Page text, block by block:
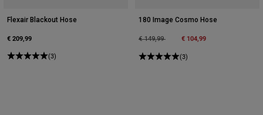
Flexair Blackout Hose
€ 209,99
(3)
180 Image Cosmo Hose
Price reduced from
€ 149,99to € 104,99
(3)